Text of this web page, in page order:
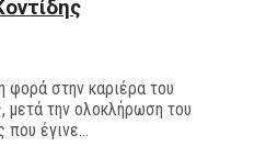
φορά στην καριέρα του
μετά την ολοκλήρωση του
έγινε...